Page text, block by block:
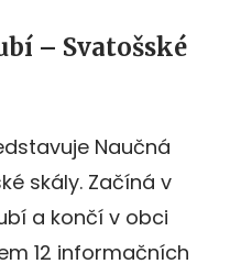
– Svatošské
Naučná
skály. Začíná v
a končí v obci
12 informačních